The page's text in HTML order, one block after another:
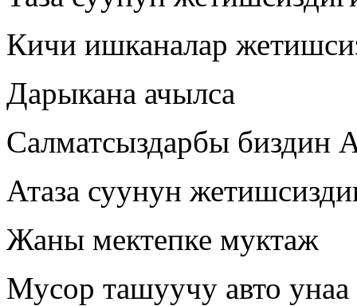
Кичи ишканалар
Дарыкана ачылса
Салматсыздарбы биздин
Атаза суунун
Жаны мектепке муктаж
Мусор ташуучу авто унаа